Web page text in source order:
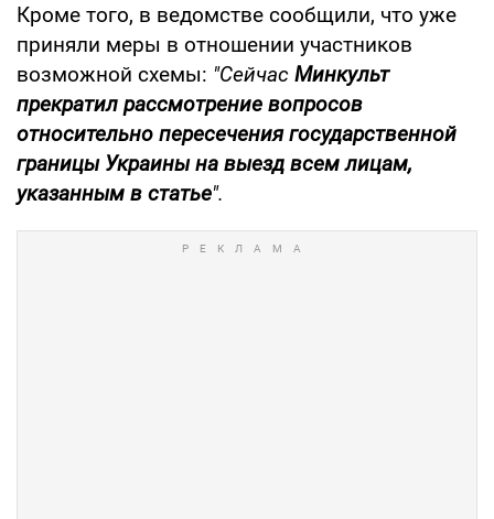
Кроме того, в ведомстве сообщили, что уже
приняли меры в отношении участников
возможной схемы: "Сейчас Минкульт
прекратил рассмотрение вопросов
относительно пересечения государственной
границы Украины на выезд всем лицам,
указанным в статье".